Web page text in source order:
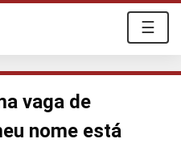
☰
vaga de
nome está